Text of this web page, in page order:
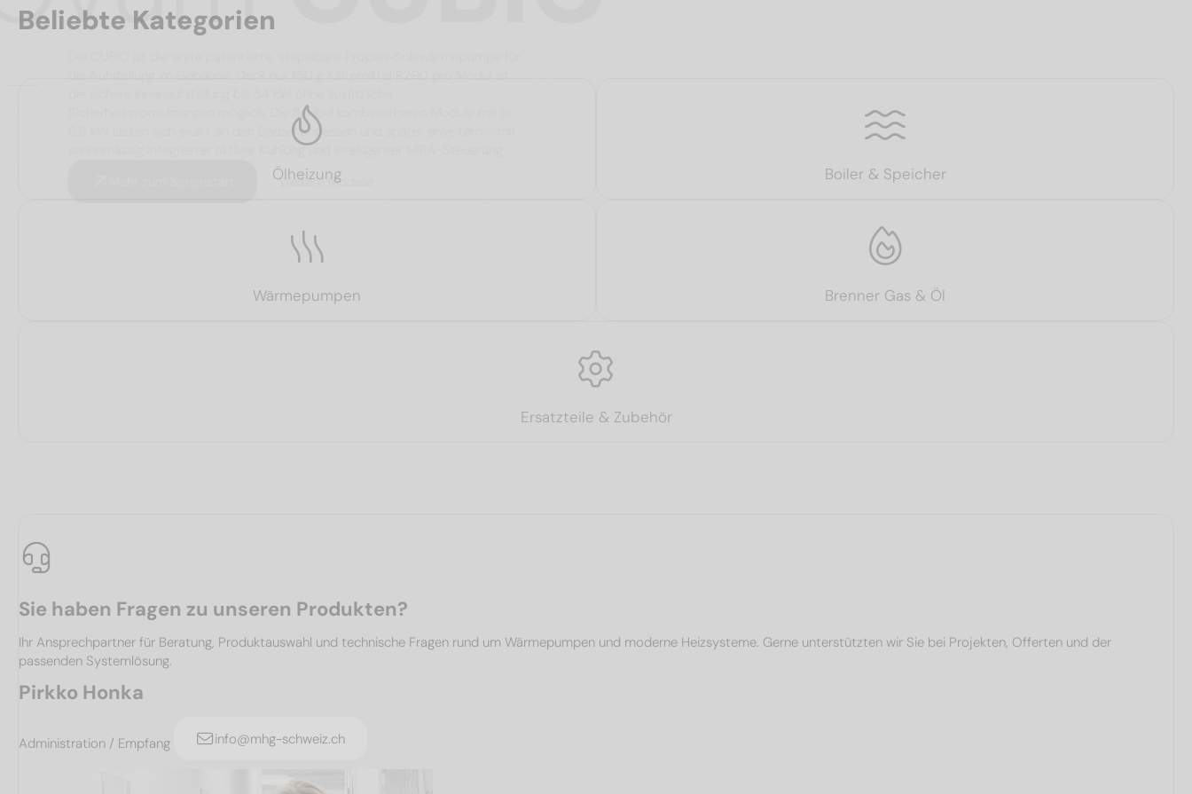
Sicherheitsvorrichtungen möglich. Die flexibel kombinierbaren Module mit je
6,8 kW lassen sich exakt an den Bedarf anpassen und später erweitern – mit
serienmässig integrierter aktiver Kühlung und intelligenter MIRA-Steuerung.
Weitere Modelle
Beliebte Kategorien
Ölheizung Boiler & Speicher
Wärmepumpen Brenner Gas & Öl
Ersatzteile & Zubehör
Sie haben Fragen zu unseren Produkten?
Ihr Ansprechpartner für Beratung, Produktauswahl und technische Fragen rund um Wärmepumpen und moderne Heizsysteme. Gerne unterstützten wir Sie bei Projekten, Offerten und der
passenden Systemlösung.
Pirkko Honka
Administration / Empfang info@mhg-schweiz.ch